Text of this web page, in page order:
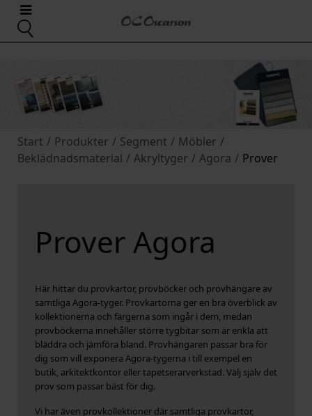
Start / Produkter / Segment / Möbler /
Beklädnadsmaterial / Akryltyger / Agora / Prover
Prover Agora
Här hittar du provkartor, provböcker och provhängare av
samtliga Agora-tyger. Provkartorna ger en bra överblick av
kollektionerna och färgerna som ingår i dem, medan
provböckerna innehåller större tygbitar som är enkla att
bläddra och jämföra bland. Provhängaren passar bra för
dig som vill exponera Agora-tygerna i till exempel en
butik, arkitektkontor eller tapetserarverkstad. Välj själv det
prov som passar bäst för dig.
Vi har även provkollektioner där samtliga provkartor,